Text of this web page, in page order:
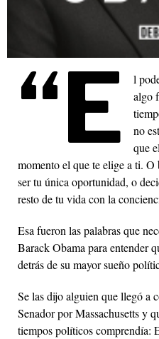
“E
l
algo
no
que
momento el que te elige a ti. O
ser tu única oportunidad, o
resto de tu vida con la
Esa fueron las palabras que
Barack Obama para entender
detrás de su mayor sueño
Se las dijo alguien que llegó a
Senador por Massachusetts y
tiempos políticos comprendía: